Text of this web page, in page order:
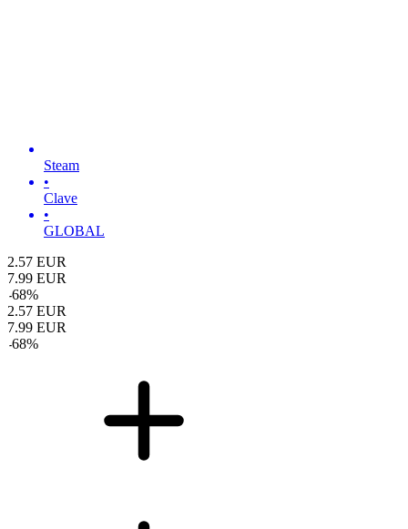
Steam
•
Clave
•
GLOBAL
2.57 EUR
7.99 EUR
-68%
2.57 EUR
7.99 EUR
-68%